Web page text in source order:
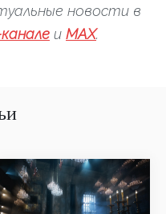
новости в
и MAX.